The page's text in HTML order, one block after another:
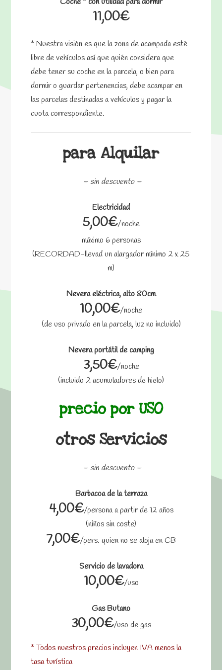
11,00€
* Nuestra visión es que la zona de acampada esté
libre de vehículos así que quién considera que
debe tener su coche en la parcela, o bien para
dormir o guardar pertenencias, debe acampar en
las parcelas destinadas a vehículos y pagar la
cuota correspondiente.
para Alquilar
– sin descuento –
Electricidad
5,00€/noche
máximo 6 personas
(RECORDAD-llevad un alargador mínimo 2 x 25
m)
Nevera eléctrica, alto 80cm
10,00€/noche
(de uso privado en la parcela, luz no incluido)
Nevera portátil de camping
3,50€/noche
(incluido 2 acumuladores de hielo)
precio por USO
otros Servicios
– sin descuento –
Barbacoa de la terraza
4,00€/persona a partir de 12 años
(niños sin coste)
7,00€/pers. quien no se aloja en CB
Servicio de lavadora
10,00€/uso
Gas Butano
30,00€/uso de gas
* Todos nuestros precios incluyen IVA menos la
tasa turística